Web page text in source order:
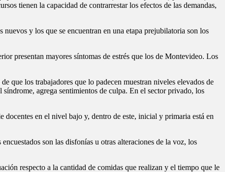
tienen la capacidad de contrarrestar los efectos de las demandas,
y los que se encuentran en una etapa prejubilatoria son los
presentan mayores síntomas de estrés que los de Montevideo. Los
que los trabajadores que lo padecen muestran niveles elevados de
agrega sentimientos de culpa. En el sector privado, los
en el nivel bajo y, dentro de este, inicial y primaria está en
son las disfonías u otras alteraciones de la voz, los
respecto a la cantidad de comidas que realizan y el tiempo que le